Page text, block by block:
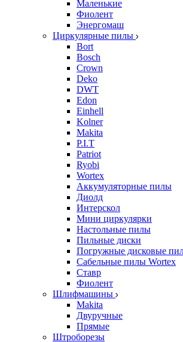
Маленькие
Фиолент
Энергомаш
Циркулярные пилы
Bort
Bosch
Crown
Deko
DWT
Edon
Einhell
Kolner
Makita
P.I.T
Patriot
Ryobi
Wortex
Аккумуляторные пилы
Диолд
Интерскол
Мини циркулярки
Настольные пилы
Пильные диски
Погружные дисковые
Сабельные пилы Wortex
Ставр
Фиолент
Шлифмашины
Makita
Двуручные
Прямые
Штроборезы